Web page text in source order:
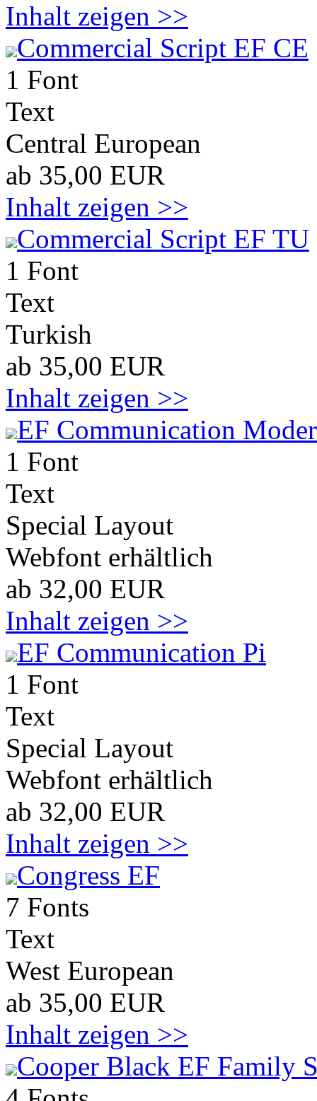
Inhalt zeigen >>
Commercial Script EF CE
1 Font
Text
Central European
ab 35,00 EUR
Inhalt zeigen >>
Commercial Script EF TU
1 Font
Text
Turkish
ab 35,00 EUR
Inhalt zeigen >>
EF Communication
1 Font
Text
Special Layout
Webfont erhältlich
ab 32,00 EUR
Inhalt zeigen >>
EF Communication Pi
1 Font
Text
Special Layout
Webfont erhältlich
ab 32,00 EUR
Inhalt zeigen >>
Congress EF
7 Fonts
Text
West European
ab 35,00 EUR
Inhalt zeigen >>
Cooper Black EF Family